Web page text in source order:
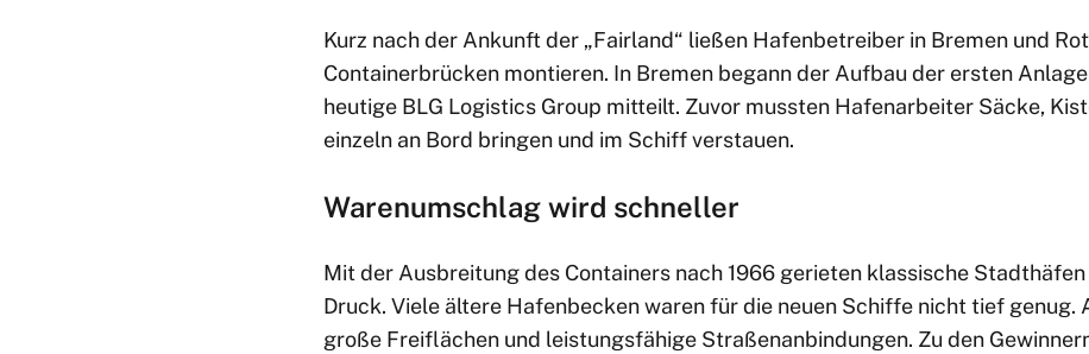
Kurz nach der Ankunft der „Fairland“ ließen Hafenbetreiber in Bremen und
Containerbrücken montieren. In Bremen begann der Aufbau der ersten Anlage
heutige BLG Logistics Group mitteilt. Zuvor mussten Hafenarbeiter Säcke,
einzeln an Bord bringen und im Schiff verstauen.
Warenumschlag wird schneller
Mit der Ausbreitung des Containers nach 1966 gerieten klassische
Druck. Viele ältere Hafenbecken waren für die neuen Schiffe nicht tief genug.
große Freiflächen und leistungsfähige Straßenanbindungen. Zu den